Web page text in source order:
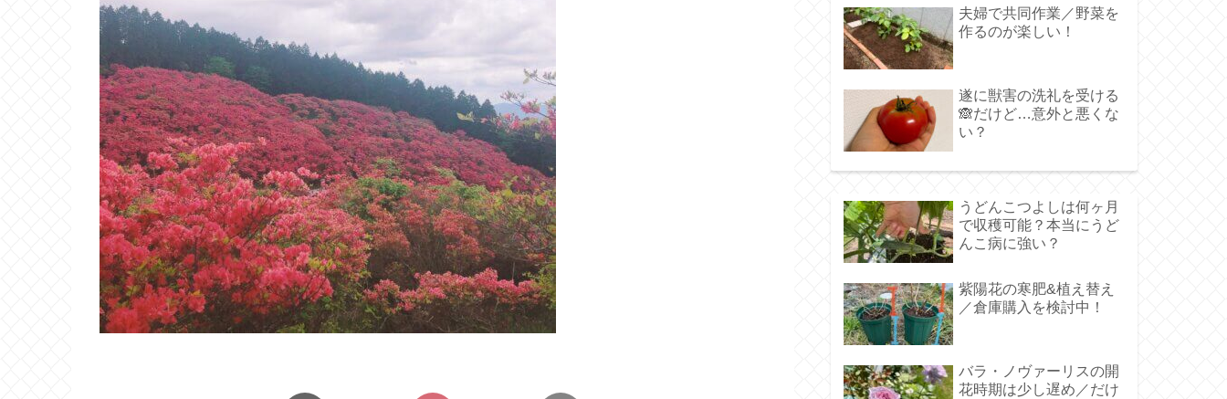
夫婦で共同作業／野菜を
作るのが楽しい！
遂に獣害の洗礼を受ける
🙈だけど…意外と悪くな
い？
うどんこつよしは何ヶ月
で収穫可能？本当にうど
んこ病に強い？
紫陽花の寒肥&植え替え
／倉庫購入を検討中！
バラ・ノヴァーリスの開
花時期は少し遅め／だけ